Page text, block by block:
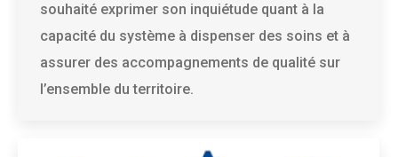
souhaité exprimer son inquiétude quant à la
capacité du système à dispenser des soins et à
assurer des accompagnements de qualité sur
l’ensemble du territoire.